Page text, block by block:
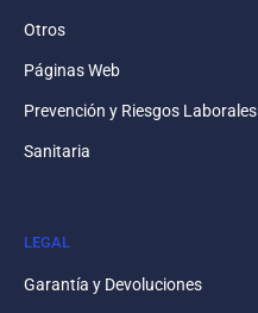
Otros
Páginas Web
Prevención y Riesgos Laborales
Sanitaria
LEGAL
Garantía y Devoluciones